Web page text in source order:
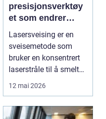
presisjonsverktøy
et som endrer
moderne
produksjon
Lasersveising er en
sveisemetode som
bruker en konsentrert
laserstråle til å smelte
og sammenføye ma...
12 mai 2026